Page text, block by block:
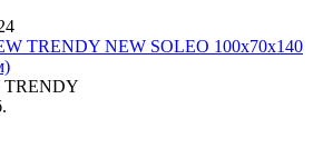
TRENDY NEW SOLEO 100x70x140
TRENDY